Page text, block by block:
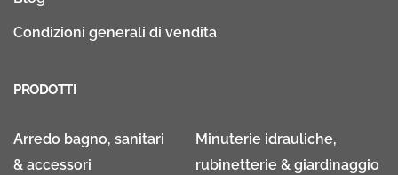
Condizioni generali di vendita
PRODOTTI
Arredo bagno, sanitari
& accessori
Minuterie idrauliche,
rubinetterie & giardinaggio